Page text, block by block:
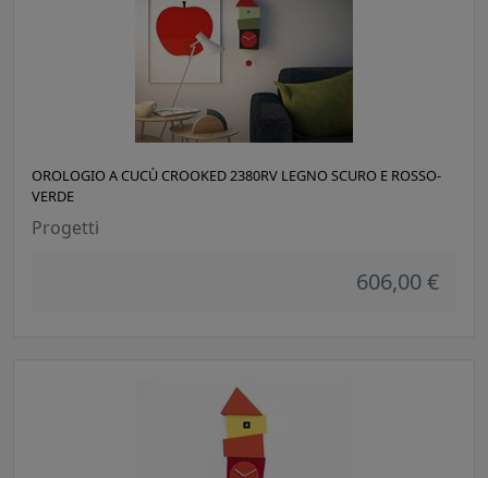
OROLOGIO A CUCÙ CROOKED 2380RV LEGNO SCURO E ROSSO-
VERDE
Progetti
606,00 €